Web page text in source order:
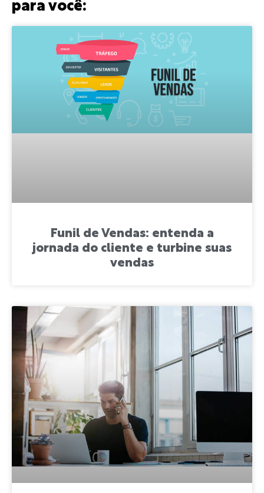
para você:
Funil de Vendas: entenda a
jornada do cliente e turbine suas
vendas